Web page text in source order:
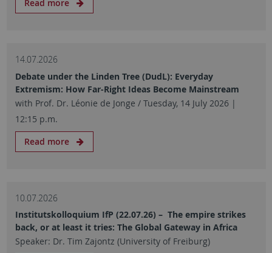
Read more
14.07.2026
Debate under the Linden Tree (DudL): Everyday
Extremism: How Far-Right Ideas Become Mainstream
with Prof. Dr. Léonie de Jonge / Tuesday, 14 July 2026 |
12:15 p.m.
Read more
10.07.2026
Institutskolloquium IfP (22.07.26) – The empire strikes
back, or at least it tries: The Global Gateway in Africa
Speaker: Dr. Tim Zajontz (University of Freiburg)